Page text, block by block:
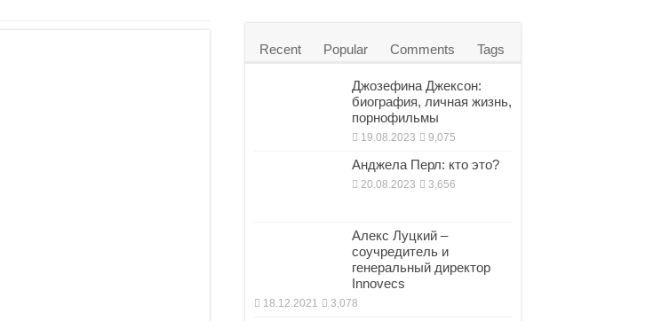
Recent Popular Comments Tags
Джозефина Джексон:
биография, личная жизнь,
порнофильмы
19.08.2023 9,075
Анджела Перл: кто это?
20.08.2023 3,656
Алекс Луцкий –
соучредитель и
генеральный директор
Innovecs
18.12.2021 3,078